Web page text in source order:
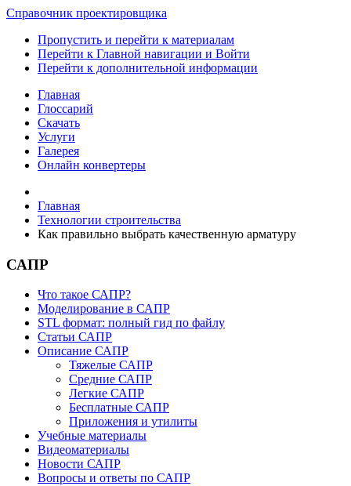
Справочник проектировщика
Пропустить и перейти к материалам
Перейти к Главной навигации и Войти
Перейти к дополнительной информации
Главная
Глоссарий
Скачать
Услуги
Галерея
Онлайн конвертеры
Главная
Технологии строительства
Как правильно выбрать качественную арматуру
САПР
Что такое САПР?
Моделирование в САПР
STL формат: полный гид по файлу
Статьи САПР
Описание САПР
Тяжелые САПР
Средние САПР
Легкие САПР
Бесплатные САПР
Приложения и утилиты
Учебные материалы
Видеоматериалы
Новости САПР
Вопросы и ответы по САПР